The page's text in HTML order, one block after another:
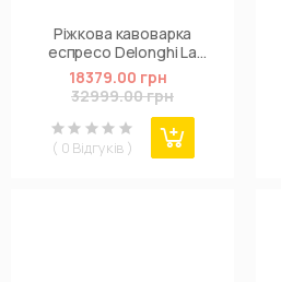
Ріжкова кавоварка
еспресо Delonghi La
Specialista Arte EC
9155.MB
18379.00 грн
32999.00 грн
( 0 Відгуків )